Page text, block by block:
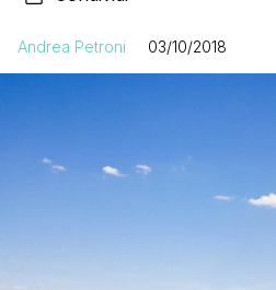
Andrea Petroni 03/10/2018